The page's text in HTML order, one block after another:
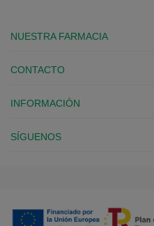
NUESTRA FARMACIA
CONTACTO
INFORMACIÓN
SÍGUENOS